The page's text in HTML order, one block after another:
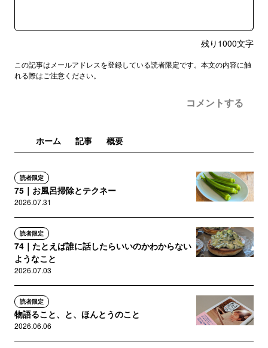
残り 1000文字
この記事はメールアドレスを登録している読者限定です。本文の内容に触
れる際はご注意ください。
コメントする
ホーム 記事 概要
読者限定
75｜お風呂掃除とテクネー
2026.07.31
読者限定
74｜たとえば誰に話したらいいのかわからない
ようなこと
2026.07.03
読者限定
物語ること、と、ほんとうのこと
2026.06.06